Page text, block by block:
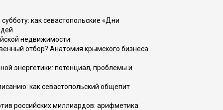
как севастопольские «Дни
недвижимости
отбор? Анатомия крымского бизнеса
энергетики: потенциал, проблемы и
как севастопольский общепит
российских миллиардов: арифметика